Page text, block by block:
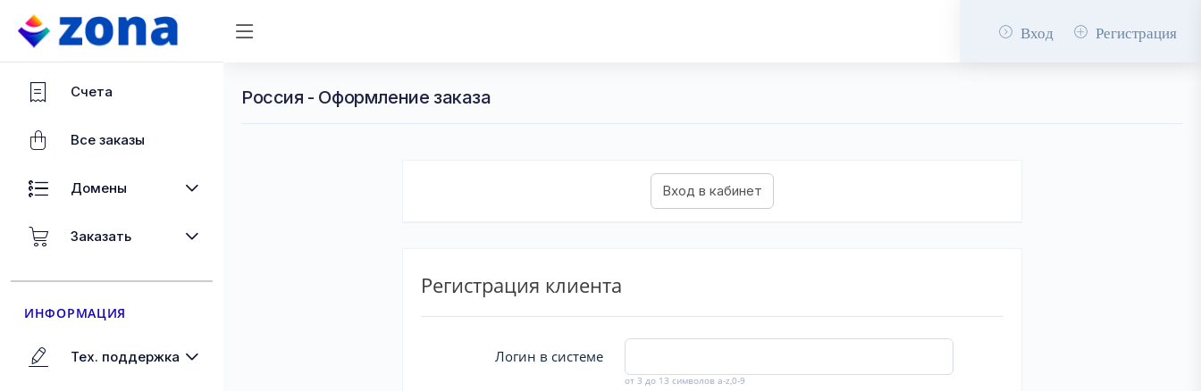
Вход Регистрация
Счета
Все заказы
Домены
Заказать
ИНФОРМАЦИЯ
Тех. поддержка
Россия - Оформление заказа
Регистрация клиента
Логин в системе
от 3 до 13 символов a-z,0-9